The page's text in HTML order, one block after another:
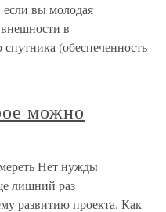
вы молодая
в
(обеспеченность
можно
Нет нужды
лишний раз
развитию проекта. Как